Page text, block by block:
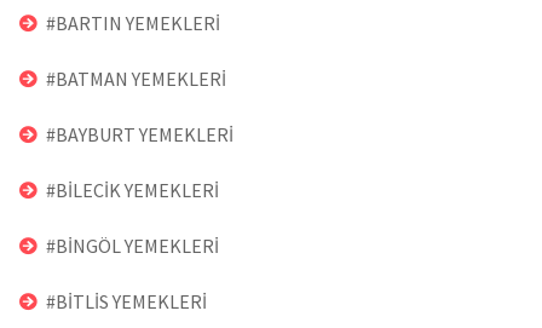
#BARTIN YEMEKLERİ
#BATMAN YEMEKLERİ
#BAYBURT YEMEKLERİ
#BİLECİK YEMEKLERİ
#BİNGÖL YEMEKLERİ
#BİTLİS YEMEKLERİ